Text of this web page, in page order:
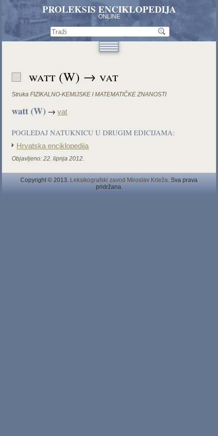
PROLEKSIS ENCIKLOPEDIJA
ONLINE
watt (W) → vat
Struka FIZIKALNO-KEMIJSKE I MATEMATIČKE ZNANOSTI
watt (W) →vat
POGLEDAJ NATUKNICU U DRUGIM EDICIJAMA:
Hrvatska enciklopedija
Objavljeno: 22. lipnja 2012.
Copyright © 2013. Leksikografski zavod Miroslav Krleža. Sva prava
pridržana.